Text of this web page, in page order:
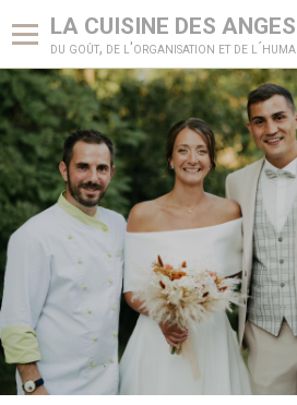
LA CUISINE DES ANGES
du goût, de l'organisation et de
Accueil
Notre différence
Demande d'Informations Mariage
Livre d'or
Galerie photos